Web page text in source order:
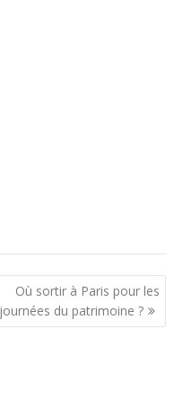
Où sortir à Paris pour les
journées du patrimoine ?